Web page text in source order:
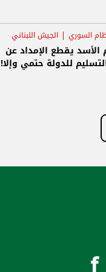
السوري الجيش اللبناني
الأسد يقطع الإمداد عن
للدولة حتمي وإلا!